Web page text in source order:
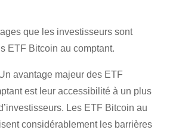
que les investisseurs sont
ETF Bitcoin au comptant.
avantage majeur des ETF
est leur accessibilité à un plus
Les ETF Bitcoin au
considérablement les barrières